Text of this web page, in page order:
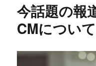
今話題の報
CMについて